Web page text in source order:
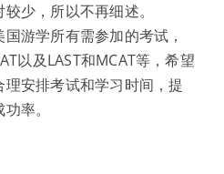
少，所以不再细述。
游学所有需参加的考试，
以及LAST和MCAT等，希望
安排考试和学习时间，提
率。